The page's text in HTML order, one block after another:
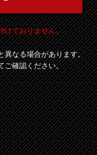
けておりません。
異なる場合があります。
ご確認ください。